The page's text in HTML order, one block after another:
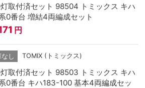
取付済セット 98504 トミックス キハ
0番台 増結4両編成セット
円
し TOMIX (トミックス)
取付済セット 98503 トミックス キハ
0番台 キハ183-100 基本4両編成セッ